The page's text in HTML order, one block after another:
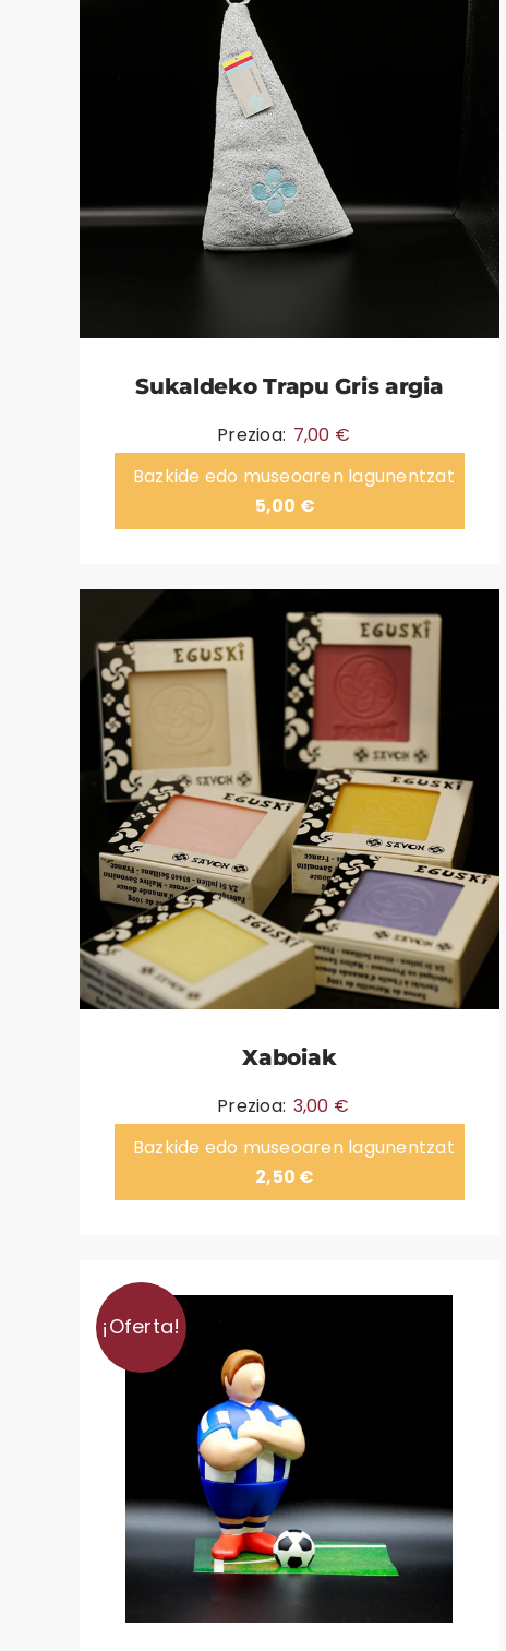
Sukaldeko Trapu Gris argia
Prezioa: 7,00 €
Bazkide edo museoaren lagunentzat
5,00 €
Xaboiak
Prezioa: 3,00 €
Bazkide edo museoaren lagunentzat
2,50 €
¡Oferta!